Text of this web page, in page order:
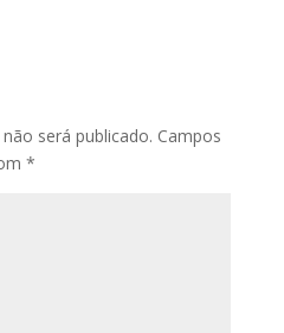
será publicado. Campos
*